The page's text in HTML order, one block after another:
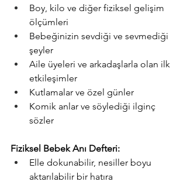
Boy, kilo ve diğer fiziksel gelişim
ölçümleri
Bebeğinizin sevdiği ve sevmediği
şeyler
Aile üyeleri ve arkadaşlarla olan ilk
etkileşimler
Kutlamalar ve özel günler
Komik anlar ve söylediği ilginç
sözler
Fiziksel Bebek Anı Defteri:
Elle dokunabilir, nesiller boyu
aktarılabilir bir hatıra